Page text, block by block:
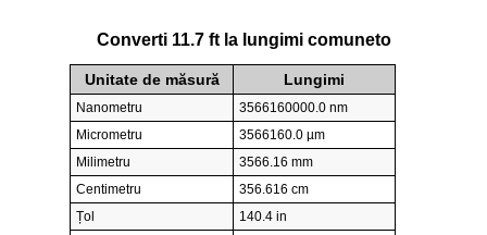
Converti 11.7 ft la lungimi comuneto
Unitate de măsură Lungimi
Nanometru
3566160000.0 nm
Micrometru
3566160.0 µm
Milimetru
3566.16 mm
Centimetru
356.616 cm
Țol
140.4 in